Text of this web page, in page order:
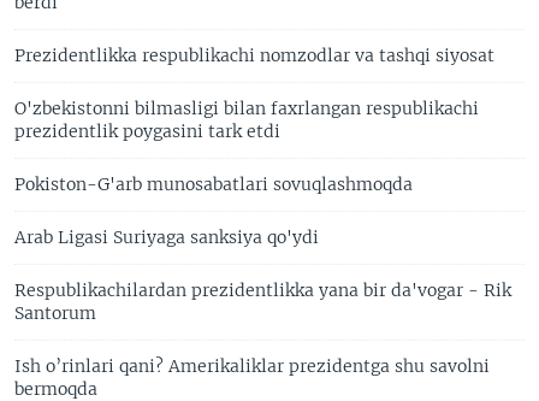
Prezidentlikka respublikachi nomzodlar va tashqi siyosat
O'zbekistonni bilmasligi bilan faxrlangan respublikachi
prezidentlik poygasini tark etdi
Pokiston-G'arb munosabatlari sovuqlashmoqda
Arab Ligasi Suriyaga sanksiya qo'ydi
Respublikachilardan prezidentlikka yana bir da'vogar - Rik
Santorum
Ish o’rinlari qani? Amerikaliklar prezidentga shu savolni
bermoqda